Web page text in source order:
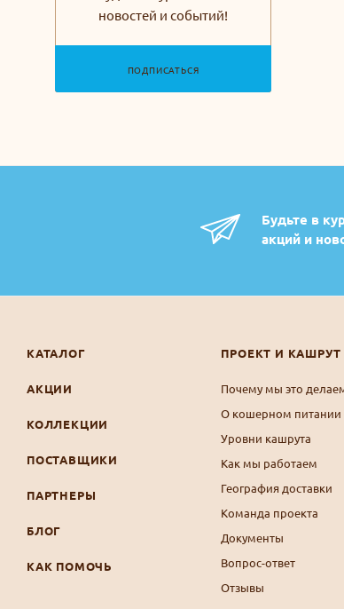
новостей и событий!
ПОДПИСАТЬСЯ
Будьте в
акций и
КАТАЛОГ
АКЦИИ
КОЛЛЕКЦИИ
ПОСТАВЩИКИ
ПАРТНЕРЫ
БЛОГ
КАК ПОМОЧЬ
ПРОЕКТ И КАШРУТ
Почему мы это
О кошерном питании
Уровни кашрута
Как мы работаем
География доставки
Команда проекта
Документы
Вопрос-ответ
Отзывы